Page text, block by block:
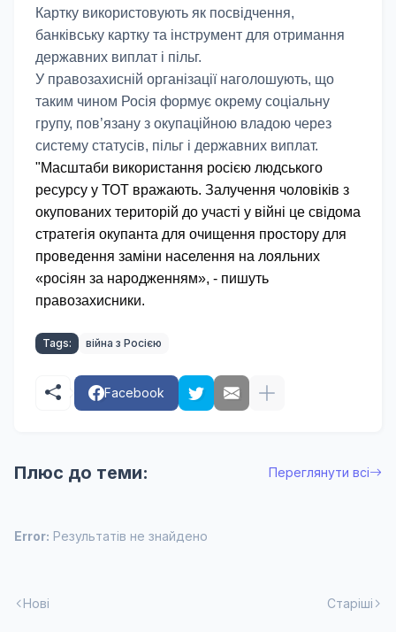
Картку використовують як посвідчення,
банківську картку та інструмент для отримання
державних виплат і пільг.
У правозахисній організації наголошують, що
таким чином Росія формує окрему соціальну
групу, пов’язану з окупаційною владою через
систему статусів, пільг і державних виплат.
"Масштаби використання росією людського
ресурсу у ТОТ вражають. Залучення чоловіків з
окупованих територій до участі у війні це свідома
стратегія окупанта для очищення простору для
проведення заміни населення на лояльних
«росіян за народженням», - пишуть
правозахисники.
Tags: війна з Росією
Facebook
Плюс до теми: Переглянути всі
Error: Результатів не знайдено
Нові Старіші